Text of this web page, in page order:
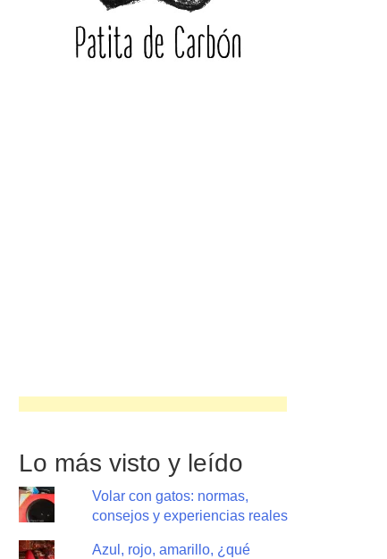
Lo más visto y leído
Volar con gatos: normas,
consejos y experiencias reales
Azul, rojo, amarillo, ¿qué